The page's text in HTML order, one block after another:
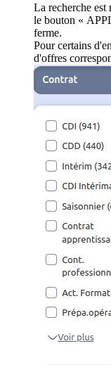
La recherche est
le bouton «
ferme.
Pour certains
d'offres